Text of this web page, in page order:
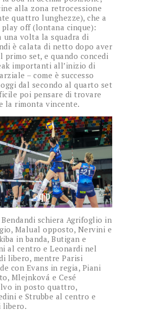
alla zona retrocessione
quattro lunghezze), che a
off (lontana cinque):
una volta la squadra di
è calata di netto dopo aver
primo set, e quando concedi
importanti all’inizio di
– come è successo
dal secondo al quarto set
poi pensare di trovare
la rimonta vincente.
Bendandi schiera Agrifoglio in
Malual opposto, Nervini e
in banda, Butigan e
al centro e Leonardi nel
libero, mentre Parisi
con Evans in regia, Piani
Mlejnková e Cesé
in posto quattro,
e Strubbe al centro e
libero.